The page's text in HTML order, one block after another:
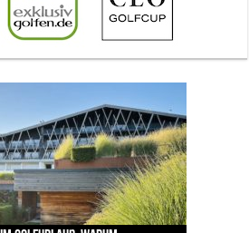
Royal Birkdale: Warum der